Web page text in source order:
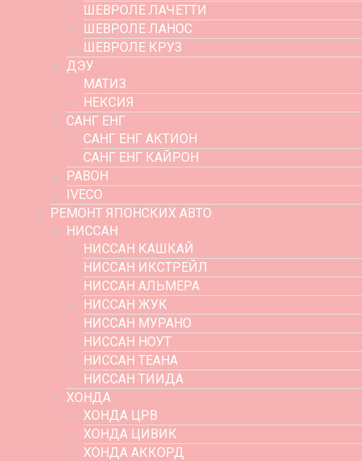
ШЕВРОЛЕ ЛАЧЕТТИ
ШЕВРОЛЕ ЛАНОС
ШЕВРОЛЕ КРУЗ
ДЭУ
МАТИЗ
НЕКСИЯ
САНГ ЕНГ
САНГ ЕНГ АКТИОН
САНГ ЕНГ КАЙРОН
РАВОН
IVECO
РЕМОНТ ЯПОНСКИХ АВТО
НИССАН
НИССАН КАШКАЙ
НИССАН ИКСТРЕЙЛ
НИССАН АЛЬМЕРА
НИССАН ЖУК
НИССАН МУРАНО
НИССАН НОУТ
НИССАН ТЕАНА
НИССАН ТИИДА
ХОНДА
ХОНДА ЦРВ
ХОНДА ЦИВИК
ХОНДА АККОРД